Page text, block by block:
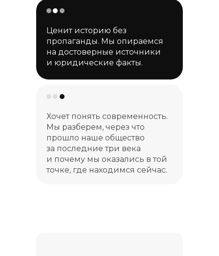
Хочет понять современность.
Мы разберем, через что
прошло наше общество
за последние три века
и почему мы оказались в той
точке, где находимся сейчас.
Ценит историю без
пропаганды. Мы опираемся
на достоверные источники
и юридические факты.